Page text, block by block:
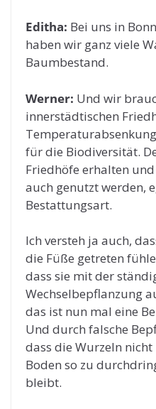
Editha: Bei uns in
haben wir ganz viele
Baumbestand.
Werner: Und wir
innerstädtischen
für die Biodiversität.
Friedhöfe erhalten
auch genutzt werden,
Bestattungsart.
Ich versteh ja auch,
die Füße getreten
dass sie mit der
Wechselbepflanzung
das ist nun mal eine
Und durch falsche
dass die Wurzeln
Boden so zu
bleibt.